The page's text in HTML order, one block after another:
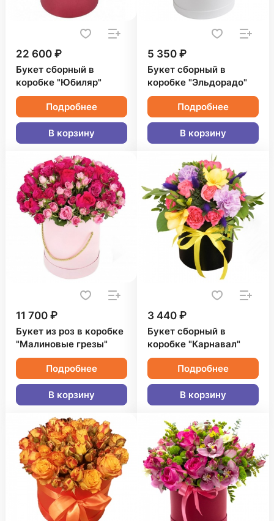
22 600 ₽
Букет сборный в
коробке "Юбиляр"
Подробнее
В корзину
5 350 ₽
Букет сборный в
коробке "Эльдорадо"
Подробнее
В корзину
11 700 ₽
Букет из роз в коробке
"Малиновые грезы"
Подробнее
В корзину
3 440 ₽
Букет сборный в
коробке "Карнавал"
Подробнее
В корзину